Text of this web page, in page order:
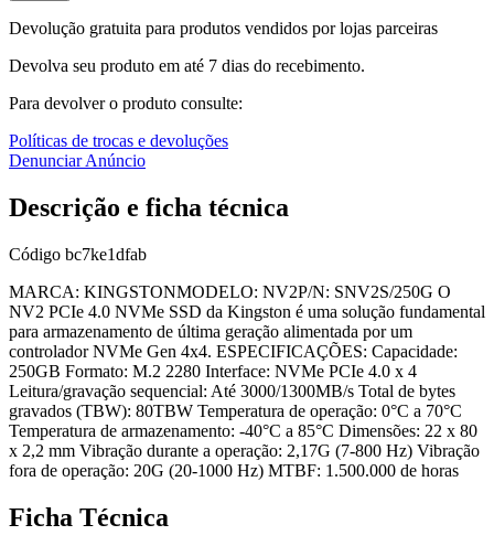
Devolução gratuita para produtos vendidos por lojas parceiras
Devolva seu produto em até 7 dias do recebimento.
Para devolver o produto consulte:
Políticas de trocas e devoluções
Denunciar Anúncio
Descrição e ficha técnica
Código bc7ke1dfab
MARCA: KINGSTONMODELO: NV2P/N: SNV2S/250G O
NV2 PCIe 4.0 NVMe SSD da Kingston é uma solução fundamental
para armazenamento de última geração alimentada por um
controlador NVMe Gen 4x4. ESPECIFICAÇÕES: Capacidade:
250GB Formato: M.2 2280 Interface: NVMe PCIe 4.0 x 4
Leitura/gravação sequencial: Até 3000/1300MB/s Total de bytes
gravados (TBW): 80TBW Temperatura de operação: 0°C a 70°C
Temperatura de armazenamento: -40°C a 85°C Dimensões: 22 x 80
x 2,2 mm Vibração durante a operação: 2,17G (7-800 Hz) Vibração
fora de operação: 20G (20-1000 Hz) MTBF: 1.500.000 de horas
Ficha Técnica